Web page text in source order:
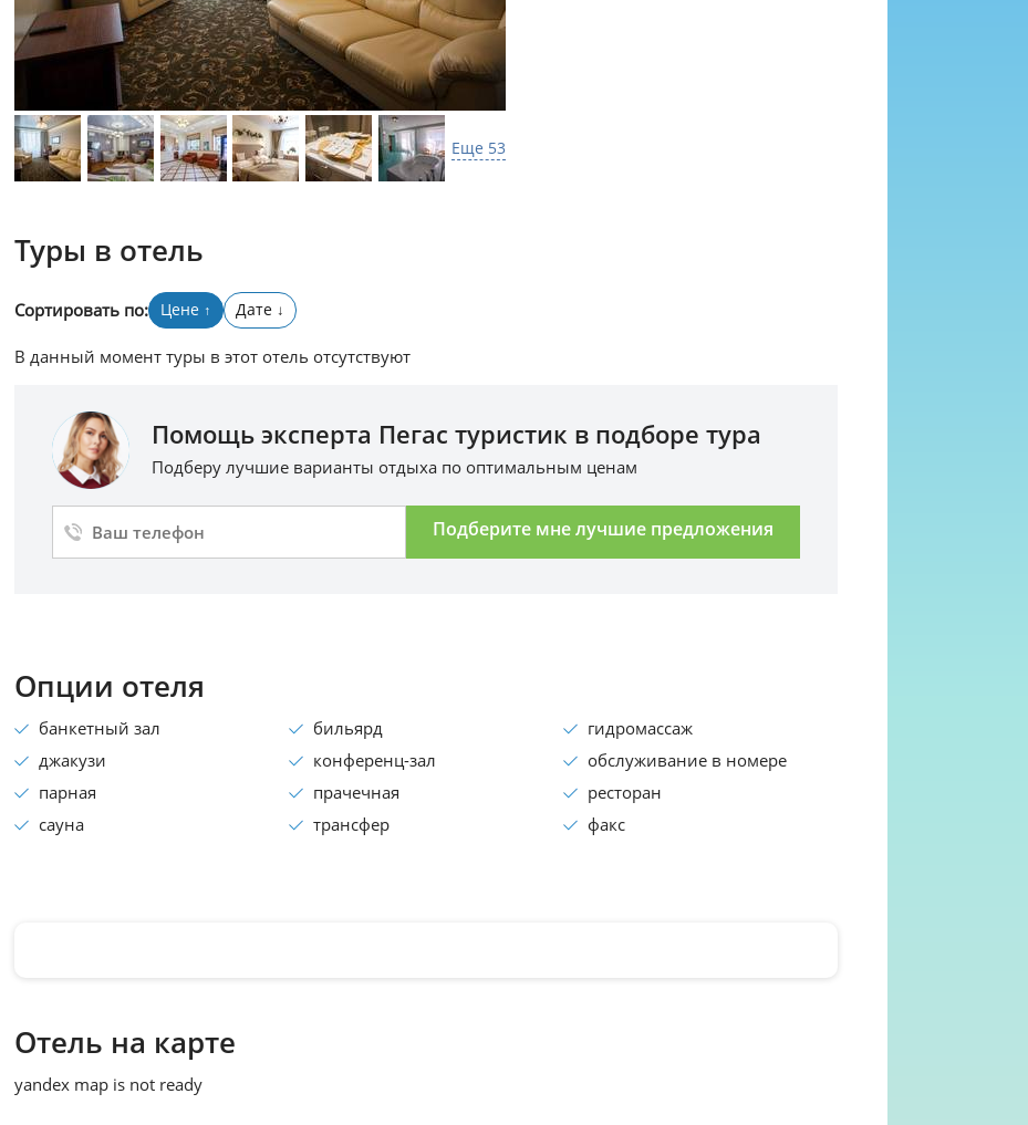
Еще 53
Туры в отель
Сортировать по: Цене ↑ Дате ↓
В данный момент туры в этот отель отсутствуют
Помощь эксперта Пегас туристик в подборе тура
Подберу лучшие варианты отдыха по оптимальным ценам
Подберите мне лучшие предложения
Опции отеля
банкетный зал бильярд
гидромассаж
джакузи
конференц-зал
обслуживание в номере
парная
прачечная
ресторан
сауна
трансфер факс
Отель на карте
yandex map is not ready